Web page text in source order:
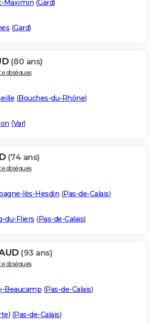
Maximin (Gard)
(Gard)
(80 ans)
obsèques
(Bouches-du-Rhône)
(Var)
(74 ans)
obsèques
lès-Hesdin (Pas-de-Calais)
du-Fliers (Pas-de-Calais)
(93 ans)
obsèques
Beaucamp (Pas-de-Calais)
(Pas-de-Calais)